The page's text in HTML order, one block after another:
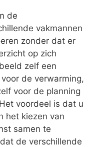
de
vakmannen
zonder dat er
op zich
zelf een
de verwarming,
voor de planning
voordeel is dat u
het kiezen van
samen te
de verschillende